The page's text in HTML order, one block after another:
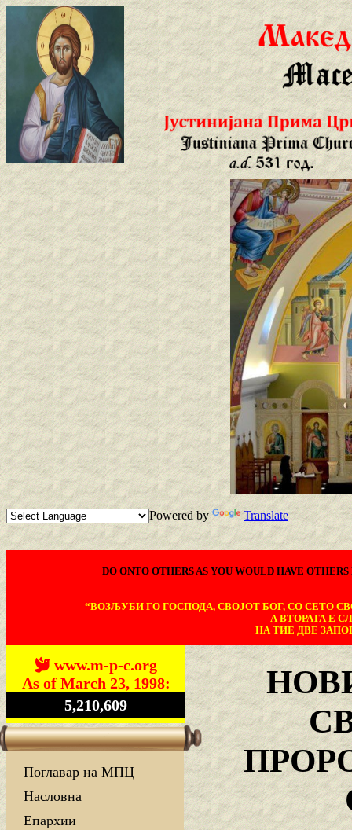
Powered by Translate
DO ONTO OTHERS AS YOU WOULD HAVE
“ВОЗЉУБИ ГО ГОСПОДА, СВОЈОТ БОГ, СО СЕТО
А ВТОРАТА Е
НА ТИЕ ДВЕ
www.m-p-c.org
As of March 23, 1998:
5,210,609
Поглавар на МПЦ
Насловна
Епархии